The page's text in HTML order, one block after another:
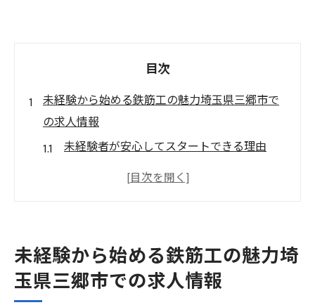
目次
未経験から始める鉄筋工の魅力埼玉県三郷市で
の求人情報
未経験者が安心してスタートできる理由
三郷市での鉄筋工求人の特徴とは
未経験者歓迎の職場文化の魅力
三郷市での求人が提供する魅力的な条件
安定した雇用とキャリアアップ未経験者歓迎の
未経験から始める鉄筋工の魅力埼
玉県三郷市での求人情報